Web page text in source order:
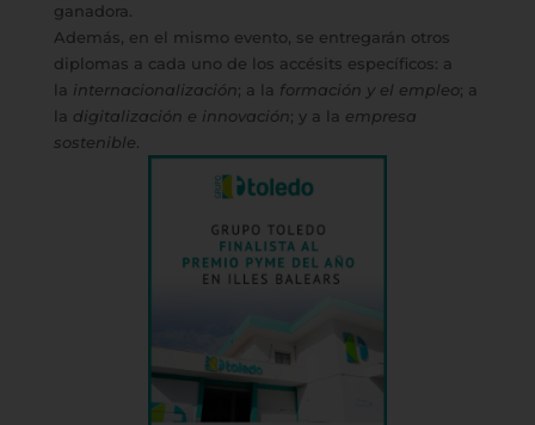
ganadora.
Además, en el mismo evento, se entregarán otros
diplomas a cada uno de los accésits específicos: a
la internacionalización; a la formación y el empleo; a
la digitalización e innovación; y a la empresa
sostenible